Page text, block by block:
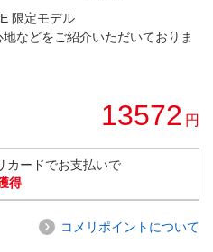
限定モデル
などをご紹介いただいておりま
13572 円
カードでお支払いで
得
コメリポイントについて